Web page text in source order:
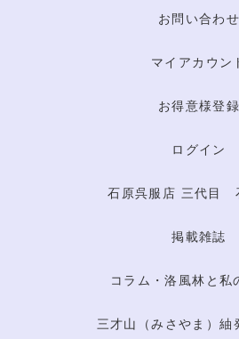
お問い合わせ
マイアカウン
お得意様登録
ログイン
石原呉服店 三代目
掲載雑誌
コラム・洛風林と私
三才山（みさやま）紬